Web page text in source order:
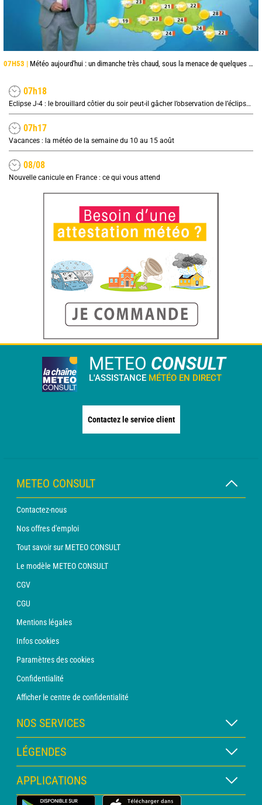
07H53 | Météo aujourd'hui : un dimanche très chaud, sous la menace de quelques orages
07h18
Eclipse J-4 : le brouillard côtier du soir peut-il gâcher l’observation de l’éclipse à la plage ?
07h17
Vacances : la météo de la semaine du 10 au 15 août
08/08
Nouvelle canicule en France : ce qui vous attend
METEO CONSULT
L'ASSISTANCE MÉTÉO EN DIRECT
Contactez le service client
METEO CONSULT
Contactez-nous
Nos offres d'emploi
Tout savoir sur METEO CONSULT
Le modèle METEO CONSULT
CGV
CGU
Mentions légales
Infos cookies
Paramètres des cookies
Confidentialité
Afficher le centre de confidentialité
NOS SERVICES
Abonnement METEO Xpert
Abonnement METEO PRO
Consultation avec un prévisionniste
LÉGENDES
Légende des cartes
Légende des pictogrammes
APPLICATIONS